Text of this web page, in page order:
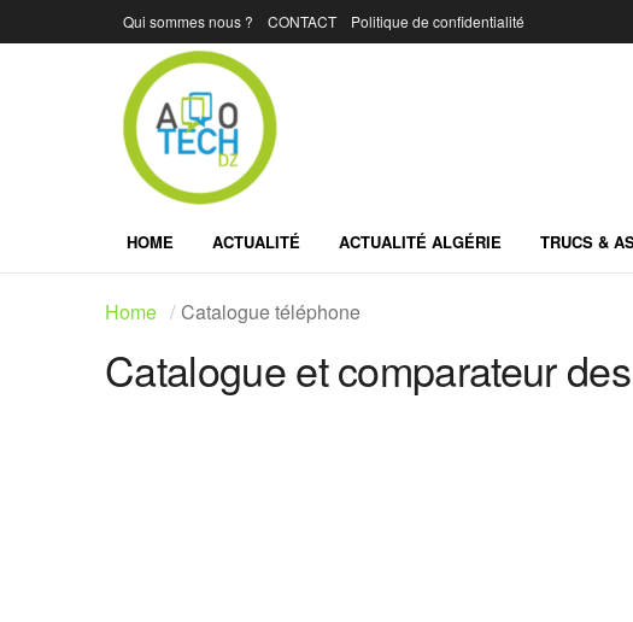
Qui sommes nous ? CONTACT Politique de confidentialité
HOME ACTUALITÉ ACTUALITÉ ALGÉRIE TRUCS &
Home Catalogue téléphone
Catalogue et comparateur